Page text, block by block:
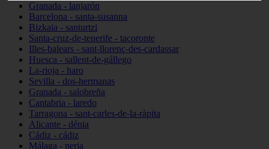
Granada - lanjarón
Barcelona - santa-susanna
Bizkaia - santurtzi
Santa-cruz-de-tenerife - tacoronte
Illes-balears - sant-llorenç-des-cardassar
Huesca - sallent-de-gállego
La-rioja - haro
Sevilla - dos-hermanas
Granada - salobreña
Cantabria - laredo
Tarragona - sant-carles-de-la-ràpita
Alicante - dénia
Cádiz - cádiz
Málaga - nerja